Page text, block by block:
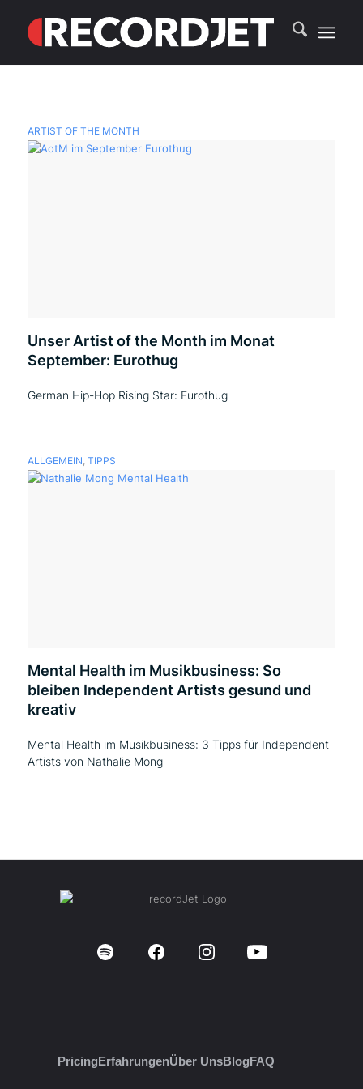
ARTIST OF THE MONTH
Unser Artist of the Month im Monat
September: Eurothug
German Hip-Hop Rising Star: Eurothug
ALLGEMEIN, TIPPS
Mental Health im Musikbusiness: So
bleiben Independent Artists gesund und
kreativ
Mental Health im Musikbusiness: 3 Tipps für Independent
Artists von Nathalie Mong
PricingErfahrungenÜber UnsBlogFAQ